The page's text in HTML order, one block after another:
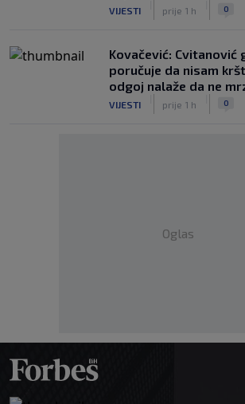
VIJESTI prije 1 h 0
Kovačević: Cvitanović
poručuje da nisam
odgoj nalaže da ne
VIJESTI prije 1 h 0
Oglas